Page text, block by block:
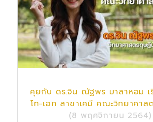
คุยกับ ดร.จิน ณัฐพร มาลาหอม เ
โท-เอก สาขาเคมี คณะวิทยาศาส
(8 พฤศจิกายน 2564)